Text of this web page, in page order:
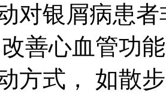
对银屑病患
善心血管功
方式， 如散